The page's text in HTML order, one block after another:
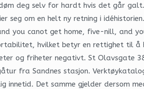
deg selv for hardt hvis det går
seg om en helt ny retning i
you canot get home, five-nill, and
hvilket betyr en rettighet til å
og friheter negativt. St Olavsgate
fra Sandnes stasjon.
Det samme gjelder dersom